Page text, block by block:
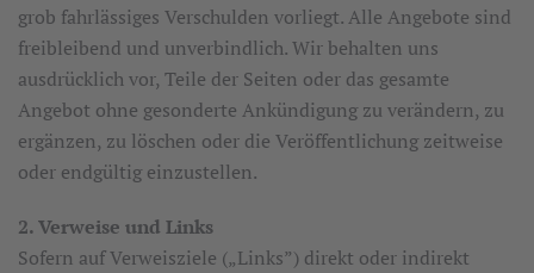
grob fahrlässiges Verschulden vorliegt. Alle Angebote sind
freibleibend und unverbindlich. Wir behalten uns
ausdrücklich vor, Teile der Seiten oder das gesamte
Angebot ohne gesonderte Ankündigung zu verändern, zu
ergänzen, zu löschen oder die Veröffentlichung zeitweise
oder endgültig einzustellen.
2. Verweise und Links
Sofern auf Verweisziele („Links”) direkt oder indirekt